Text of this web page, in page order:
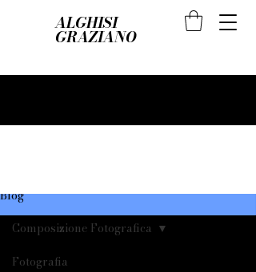
ALGHISI
GRAZIANO
Blog
Fotografia
Composizione Fotografica